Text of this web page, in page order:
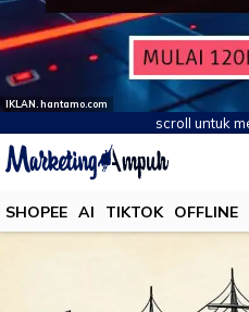
IKLAN. hantamo.com
scroll untuk
SHOPEE AI TIKTOK OFFLINE